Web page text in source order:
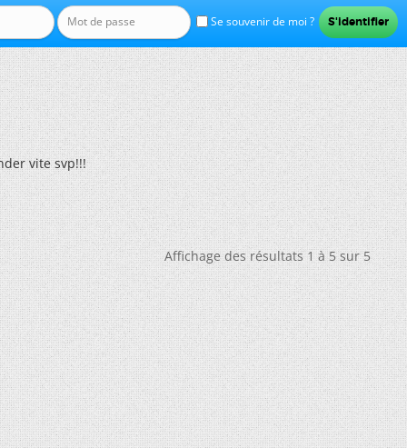
Se souvenir de moi ?
vite svp!!!
Affichage des résultats 1 à 5 sur 5